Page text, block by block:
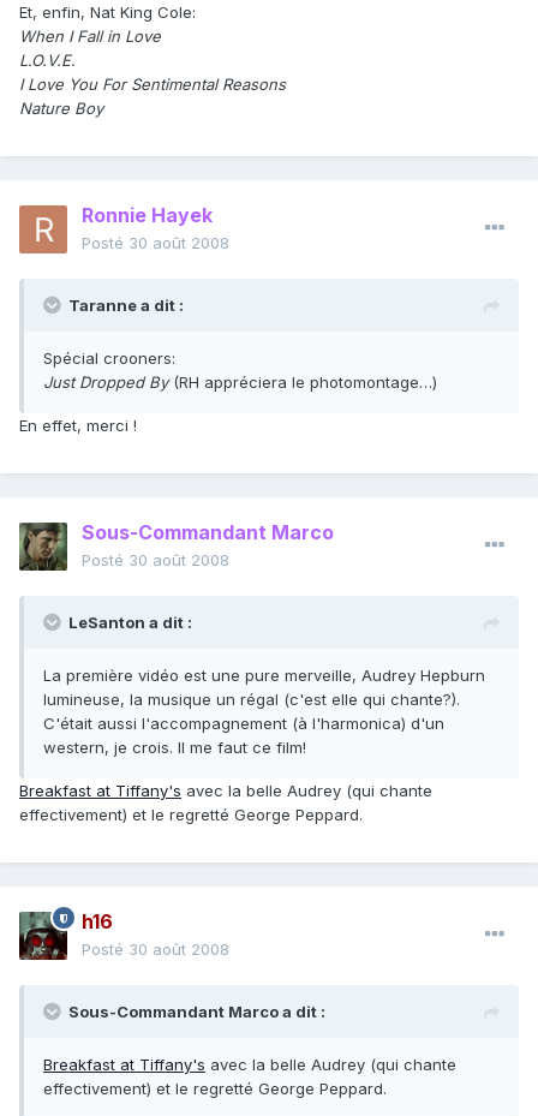
Et, enfin, Nat King Cole:
When I Fall in Love
L.O.V.E.
I Love You For Sentimental Reasons
Nature Boy
Ronnie Hayek
Posté 30 août 2008
Taranne a dit :
Spécial crooners:
Just Dropped By(RH appréciera le photomontage…)
En effet, merci !
Sous-Commandant Marco
Posté 30 août 2008
LeSanton a dit :
La première vidéo est une pure merveille, Audrey Hepburn
lumineuse, la musique un régal (c'est elle qui chante?).
C'était aussi l'accompagnement (à l'harmonica) d'un
western, je crois. Il me faut ce film!
Breakfast at Tiffany's avec la belle Audrey (qui chante
effectivement) et le regretté George Peppard.
h16
Posté 30 août 2008
Sous-Commandant Marco a dit :
Breakfast at Tiffany's avec la belle Audrey (qui chante
effectivement) et le regretté George Peppard.